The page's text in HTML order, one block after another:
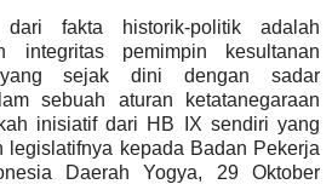
fakta historik-politik adalah
integritas pemimpin kesultanan
sejak dini dengan sadar
sebuah aturan ketatanegaraan
inisiatif dari HB IX sendiri yang
legislatifnya kepada Badan Pekerja
Daerah Yogya, 29 Oktober